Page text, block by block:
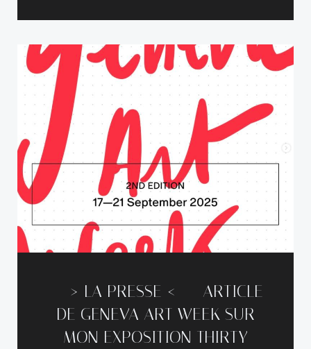
—–> LA PRESSE <—– ARTICLE
DE GENEVA ART WEEK SUR
MON EXPOSITION THIRTY